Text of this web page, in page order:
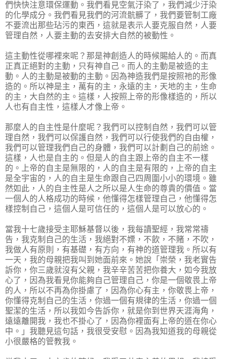
們快快注意環保運動。我們看見空氣汙染了，我們減少汙染
的化學成分。我們看見我們的河流骯髒了，我們要管制工廠
不要流出那些玷污的東西，這就是表示人要克服自然，人要
管理自然，人要主動的去安排大自然的被動性。
這主動性從哪裡來呢？那是神創造人的時候賜給人的。而真
正真正絕對的主動，只有神自己。而人的主動是被造的主
動。人的主動是被動的主動。因為神造我們是按照祂的形像
造的。所以神是主，萬有的主，永遠的主，天地的主，生命
的主，大自然的主。這樣，人按照上帝的形像樣造的，所以
人也有自主性，這樣人才像上帝。
那麼人的自主性是什麼呢？我們可以控制自然，我們可以管
理自然，我們可以保護自然，我們可以行使我們的自由權，
我們可以管理我們自己的身體，我們可以計劃自己的前途。
這樣，人也是自主的。但是人的自主跟上帝的自主不一樣
的。上帝的自主是無限的，人的自主是有限的，上帝的自主
是全宇宙的，人的自主是生命跟自己四周圍小小的環境。雖
然如此，人的自主性是人之所以是人生命的尊貴的價值。當
一個人的人格成功的時候，他懂得怎樣管理自己，他懂得怎
樣控制自己，這個人是可信任的，這個人是可以放心的。
當我十七歲接受主耶穌基督以後，我每讀聖經，我常常禱
告，我克制自己的生活，我絕對不嫖，不飲，不賭，不吹，
我做人有原則，有基礎，有方向，有神的道管理我。所以有
一天，我的母親把我叫到她面前來。她說「崇榮，我老實告
訴你，你三歲就沒有父親，我辛辛苦苦把你養大，如今我放
心了，因為我看見你能夠自己管理自己，你是一個敬畏上帝
的人，所以不再為你掛慮了，因為你心有主，你敬畏上帝，
你懂得克制自己的生活，你過一個有規律的生活，你過一個
聖潔的生活，所以我如今告訴你，就是你到世界天涯海角，
遠遠離開我，我也不掛心了，因為你裡面有上帝的道在你心
中。」我聽見這句話，我很受安慰。因為我知道我的母親從
小很嚴格的管教我。